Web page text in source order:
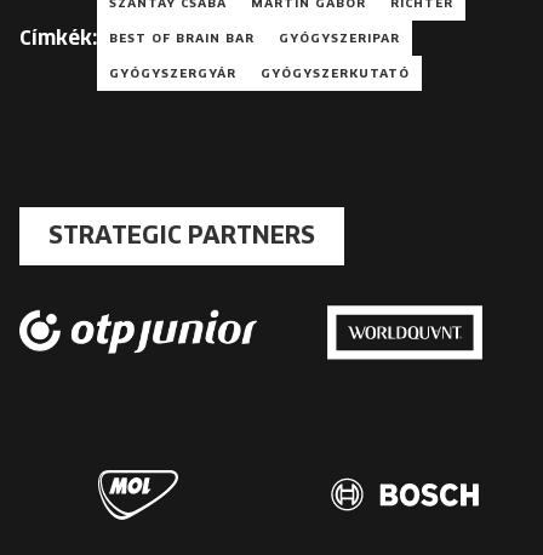
Címkék:
SZÁNTAY CSABA MARTIN GÁBOR RICHTER
BEST OF BRAIN BAR GYÓGYSZERIPAR
GYÓGYSZERGYÁR GYÓGYSZERKUTATÓ
STRATEGIC PARTNERS